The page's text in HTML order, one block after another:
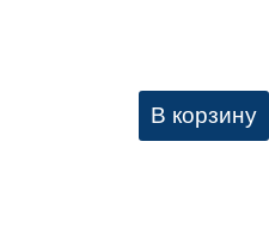
В корзину